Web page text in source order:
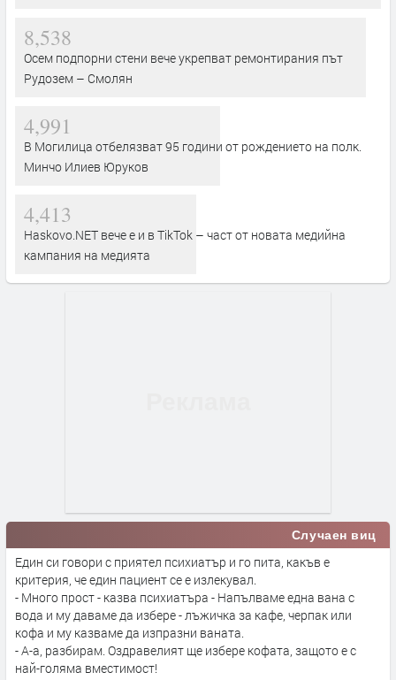
8,538
Осем подпорни стени вече укрепват ремонтирания път
Рудозем – Смолян
4,991
В Могилица отбелязват 95 години от рождението на полк.
Минчо Илиев Юруков
4,413
Haskovo.NET вече е и в TikTok – част от новата медийна
кампания на медията
Случаен виц
Един си говори с приятел психиатър и го пита, какъв е
критерия, че един пациент се е излекувал.
- Много прост - казва психиатъра - Напълваме една вана с
вода и му даваме да избере - лъжичка за кафе, черпак или
кофа и му казваме да изпразни ваната.
- А-а, разбирам. Оздравелият ще избере кофата, защото е с
най-голяма вместимост!